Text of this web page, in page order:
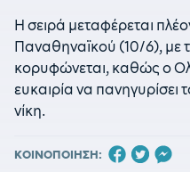
Η σειρά μεταφέρεται
Παναθηναϊκού (10/6), με
κορυφώνεται, καθώς ο
ευκαιρία να
νίκη.
ΚΟΙΝΟΠΟΙΗΣΗ: